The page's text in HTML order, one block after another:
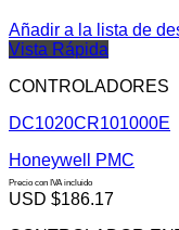
Añadir a la lista de
Vista Rápida
CONTROLADORES
DC1020CR101000E
Honeywell PMC
Precio con IVA incluido
USD $186.17